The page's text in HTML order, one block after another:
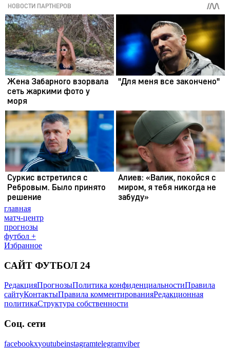
главная
матч-центр
прогнозы
футбол +
Избранное
САЙТ ФУТБОЛ 24
РедакцияПрогнозыПолитика конфиденциальностиПравила
сайтуКонтактыПравила комментированияРедакционная
политикаСтруктура собственности
Соц. сети
facebookxyoutubeinstagramtelegramviber